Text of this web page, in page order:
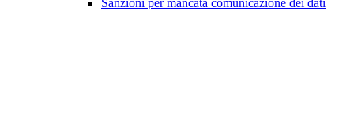
Sanzioni per mancata comunicazione dei dati